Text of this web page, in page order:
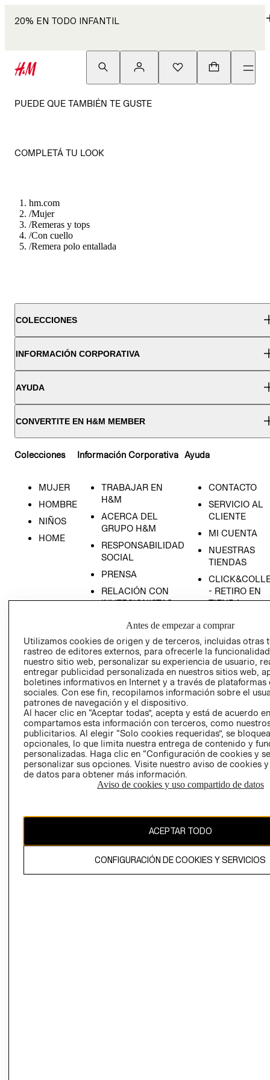
20% EN TODO INFANTIL
PUEDE QUE TAMBIÉN TE GUSTE
COMPLETÁ TU LOOK
hm.com
/Mujer
/Remeras y tops
/Con cuello
/Remera polo entallada
COLECCIONES
INFORMACIÓN CORPORATIVA
AYUDA
CONVERTITE EN H&M MEMBER
Colecciones
MUJER
HOMBRE
NIÑOS
HOME
Información Corporativa
TRABAJAR EN
H&M
ACERCA DEL
GRUPO H&M
RESPONSABILIDAD
SOCIAL
PRENSA
RELACIÓN CON
INVERSIONISTAS
POLÍTICA
EMPRESARIAL
Ayuda
CONTACTO
SERVICIO AL
CLIENTE
MI CUENTA
NUESTRAS
TIENDAS
- RETIRO EN
TIENDA
CONDICIONES
AVISO DE
PRIVACIDAD
GIFT CARD
AVISO DE
El contenido de esta página web está protegido por copyright y es
propiedad de H&M Hennes & Mauritz AB.
Antes de empezar a comprar
Utilizamos cookies de origen y de terceros, incluidas otras
rastreo de editores externos, para ofrecerle la
nuestro sitio web, personalizar su experiencia de usuario,
entregar publicidad personalizada en nuestros sitios web,
boletines informativos en Internet y a través de plataformas
sociales. Con ese fin, recopilamos información sobre el
patrones de navegación y el dispositivo.
Al hacer clic en “Aceptar todas”, acepta y está de acuerdo
compartamos esta información con terceros, como
publicitarios. Al elegir “Solo cookies requeridas”, se
opcionales, lo que limita nuestra entrega de contenido y
personalizadas. Haga clic en “Configuración de cookies y
personalizar sus opciones. Visite nuestro aviso de cookies
de datos para obtener más información.
Aviso de cookies y uso compartido de datos
ACEPTAR TODO
CONFIGURACIÓN DE COOKIES Y SERVICIOS